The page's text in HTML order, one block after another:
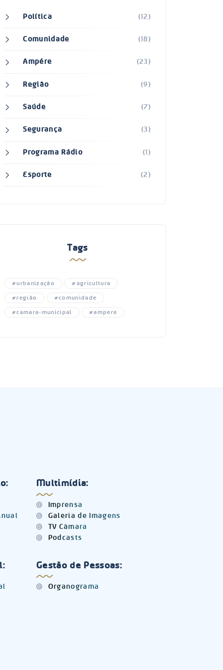
Política (12)
Comunidade (18)
Ampére (23)
Região (9)
Saúde (7)
Segurança (3)
Programa Rádio (1)
Esporte (2)
Tags
#urbanização #agricultura
#região #comunidade
#camara-municipal #ampere
Multimídia:
Imprensa
Galeria de Imagens
TV Câmara
Podcasts
Gestão de Pessoas:
Organograma